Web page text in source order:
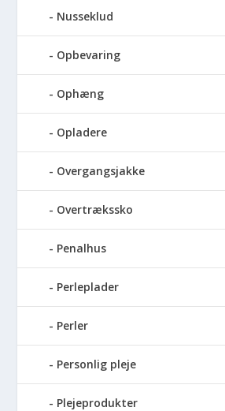
Nusseklud
Opbevaring
Ophæng
Opladere
Overgangsjakke
Overtrækssko
Penalhus
Perleplader
Perler
Personlig pleje
Plejeprodukter